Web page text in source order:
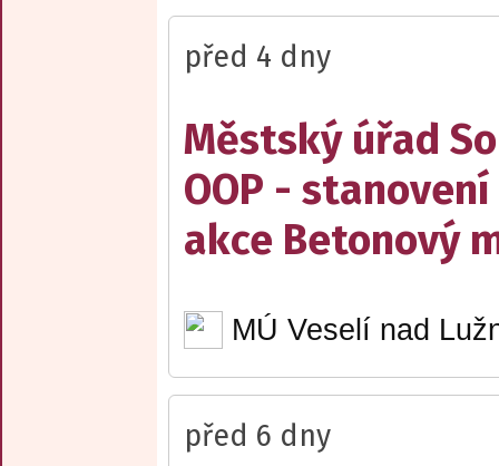
před 4 dny
Městský úřad
OOP -
akce Betonový
MÚ Veselí nad
před 6 dny